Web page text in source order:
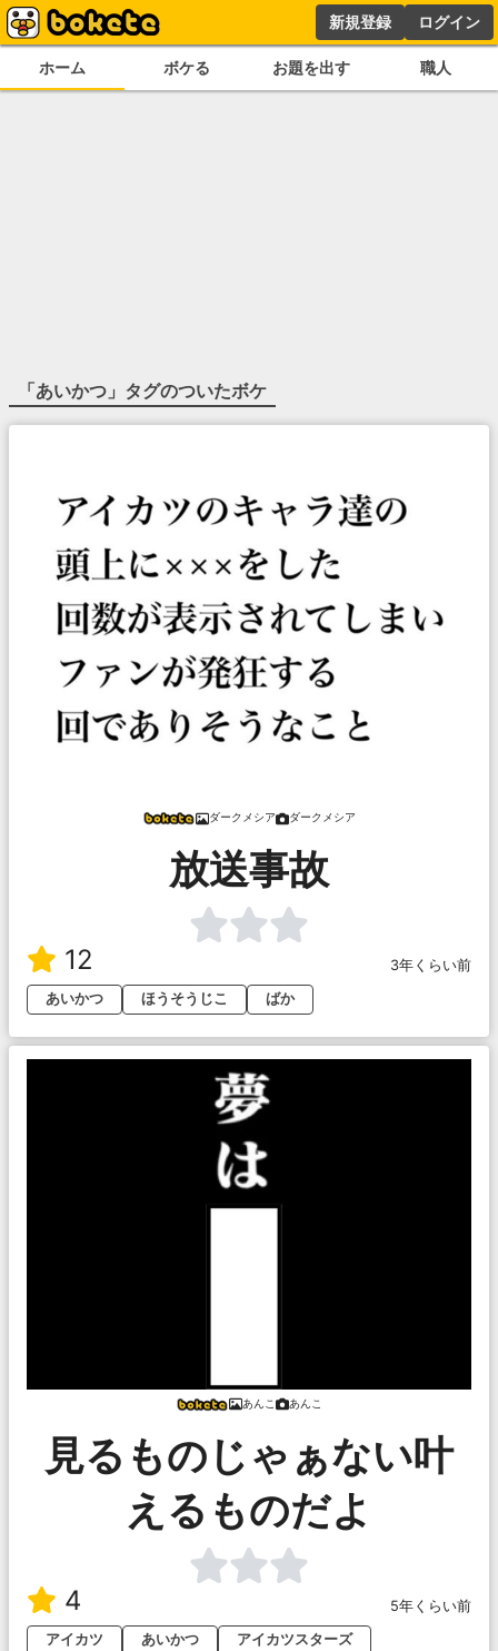
新規登録 ログイン
ホーム ボケる お題を出す 職人
「あいかつ 」タグのついたボケ
ダークメシア ダークメシア
放送事故
12
3年くらい前
あいかつ
ほうそうじこ ばか
あんこ あんこ
見るものじゃぁない叶
えるものだよ
4
5年くらい前
アイカツ
あいかつ アイカツスターズ